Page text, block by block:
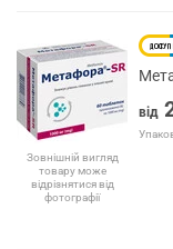
Зовнішній вигляд
товару може
відрізнятися від
фотографії
від